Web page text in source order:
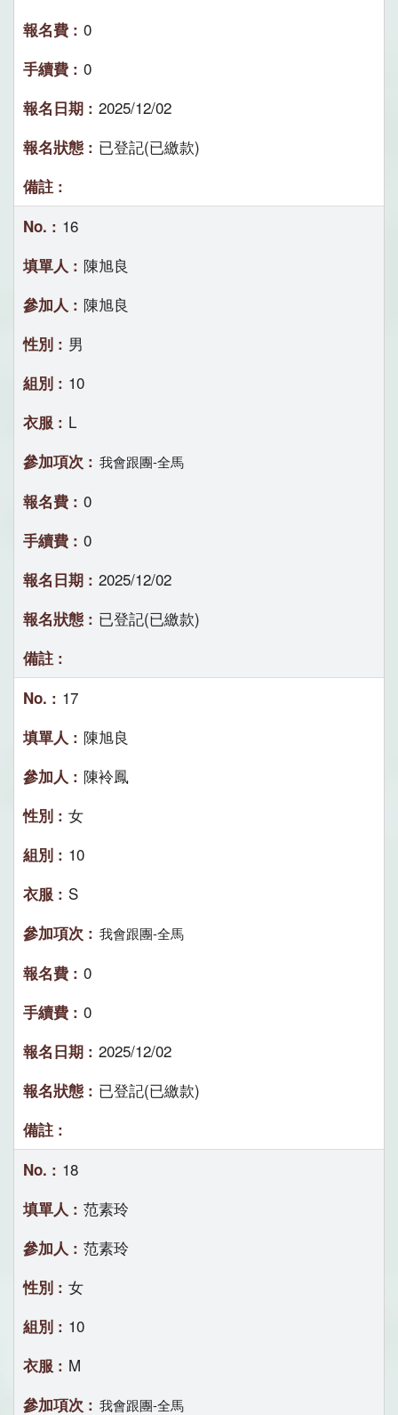
0
0
2025/12/02
已登記(已繳款)
16
陳旭良
陳旭良
男
10
L
我會跟團-全馬
0
0
2025/12/02
已登記(已繳款)
17
陳旭良
陳袊鳳
女
10
S
我會跟團-全馬
0
0
2025/12/02
已登記(已繳款)
18
范素玲
范素玲
女
10
M
我會跟團-全馬